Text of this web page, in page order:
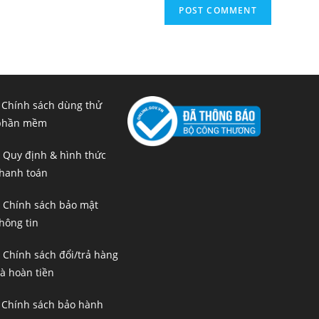
sách dùng thử
mềm
Quy định & hình thức
toán
Chính sách bảo mật
tin
Chính sách đổi/trả hàng
hoàn tiền
sách bảo hành